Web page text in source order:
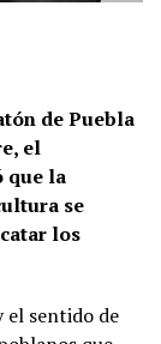
de Puebla
el
que la
se
los
el sentido de